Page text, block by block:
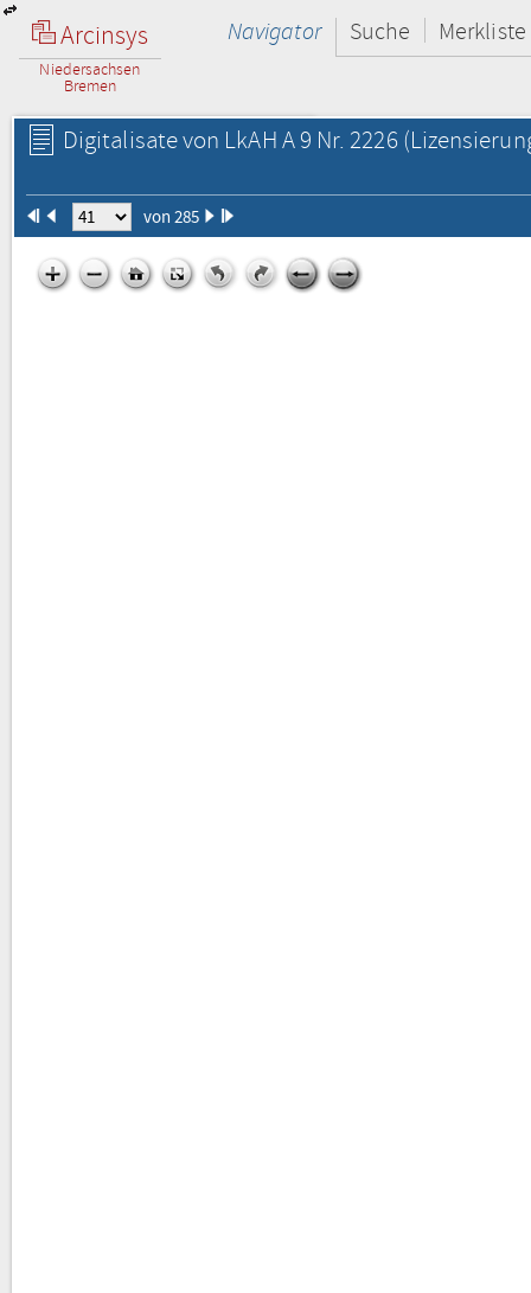
Arcinsys
Niedersachsen
Bremen
Navigator Suche Merkliste
Digitalisate von LkAH A 9 Nr. 2226
von 285